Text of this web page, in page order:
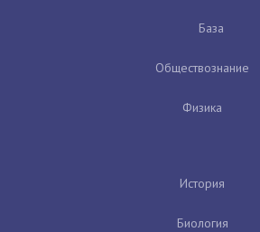
База
Обществознание
Физика
История
Биология